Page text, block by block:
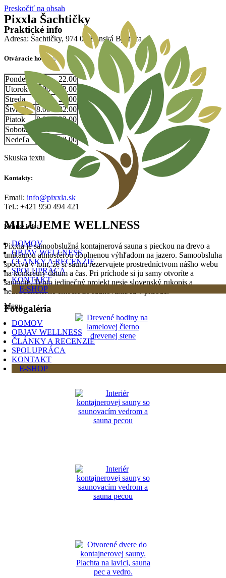
Preskočiť na obsah
MILUJEME WELLNESS
DOMOV
OBJAV WELLNESS
ČLÁNKY A RECENZIE
SPOLUPRÁCA
KONTAKT
E-SHOP
Menu
DOMOV
OBJAV WELLNESS
ČLÁNKY A RECENZIE
SPOLUPRÁCA
KONTAKT
E-SHOP
Pixxla Šachtičky
Praktické info
Adresa: Šachtičky, 974 01 Banská Bystrica
Otváracie hodiny:
Pondelok
8.00 – 22.00
Utorok
8.00 – 22.00
Streda
8.00 – 22.00
Štvrtok
8.00 – 22.00
Piatok
8.00 – 22.00
Sobota
Nedeľa
8.00 – 22.00
Skuska textu
Kontakty:
Email: info@pixxla.sk
Tel.: +421 950 494 421
Krátke info:
Pixxla je samoobslužná kontajnerová sauna s pieckou na drevo a
unikátnou atmosférou doplnenou výhľadom na jazero. Samoobsluha
spočíva v tom, že si saunu rezervujete prostredníctvom nášho webu
na konkrétny dátum a čas. Pri príchode si ju samy otvoríte a
saunujte. Tento jedinečný projekt nesie slovenský rukopis a
nezabudnuteľné emócie zo saunovania sa v prírode.
Fotogaléria